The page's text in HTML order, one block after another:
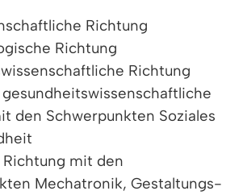
Richtung
Richtung
Richtung
den Schwerpunkten Soziales
mit den
Mechatronik, Gestaltungs-